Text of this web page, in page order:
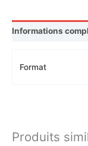
Informations
Format
Produits